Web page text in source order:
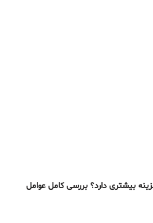
بیشتری دارد؟ بررسی کامل عوامل